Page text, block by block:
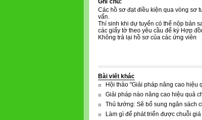
Ghi chú:
Các hồ sơ đạt điều kiện qua vòng sơ
vấn.
Thí sinh khi dự tuyển có thể nộp bản
các giấy tờ theo yêu cầu để ký Hợp
Không trả lại hồ sơ của các ứng viên
Bài viết khác
Hội thảo "Giải pháp nâng cao hiệu
Giải pháp nào nâng cao hiệu quả
Thủ tướng: Sẽ bổ sung ngân sách
Làm gì để phát triển được chuỗi